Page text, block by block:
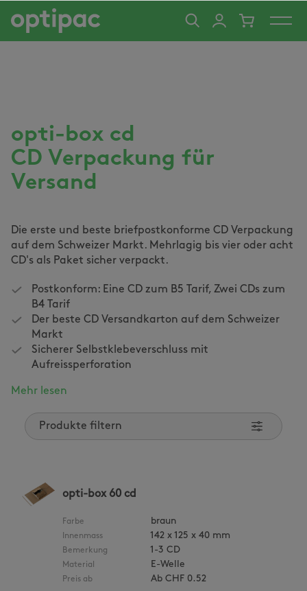
springen
opti-box cd
CD Verpackung für
Versand
Die erste und beste briefpostkonforme CD Verpackung
auf dem Schweizer Markt. Mehrlagig bis vier oder acht
CD's als Paket sicher verpackt.
Postkonform: Eine CD zum B5 Tarif, Zwei CDs zum
B4 Tarif
Der beste CD Versandkarton auf dem Schweizer
Markt
Sicherer Selbstklebeverschluss mit
Aufreissperforation
Mehr lesen
Produkte filtern
opti-box 60 cd
Farbe braun
Innenmass 142 x 125 x 40 mm
Bemerkung 1-3 CD
Material E-Welle
Preis ab Ab CHF 0.52